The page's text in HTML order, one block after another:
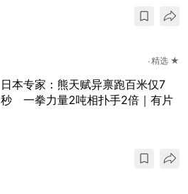
精选 ★
日本专家：熊天赋异禀跑百米仅7
秒 一拳力量2吨相扑手2倍｜有片